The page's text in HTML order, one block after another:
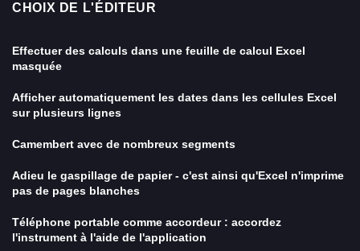
CHOIX DE L'ÉDITEUR
Effectuer des calculs dans une feuille de calcul Excel
masquée
Afficher automatiquement les dates dans les cellules Excel
sur plusieurs lignes
Camembert avec de nombreux segments
Adieu le gaspillage de papier - c'est ainsi qu'Excel n'imprime
pas de pages blanches
Téléphone portable comme accordeur : accordez
l'instrument à l'aide de l'application